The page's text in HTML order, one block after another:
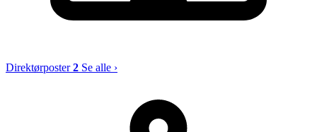
Direktørposter2 Se alle ›